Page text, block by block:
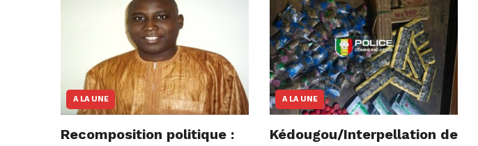
A LA UNE
Recomposition politique :
A LA UNE
Kédougou/Interpellation de